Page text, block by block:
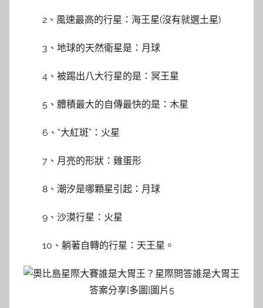
2、風速最高的行星：海王星(沒有就選土星)
3、地球的天然衛星是：月球
4、被踢出八大行星的是：冥王星
5、體積最大的自傳最快的是：木星
6、“大紅斑”：火星
7、月亮的形狀：雞蛋形
8、潮汐是哪顆星引起：月球
9、沙漠行星：火星
10、躺著自轉的行星：天王星。